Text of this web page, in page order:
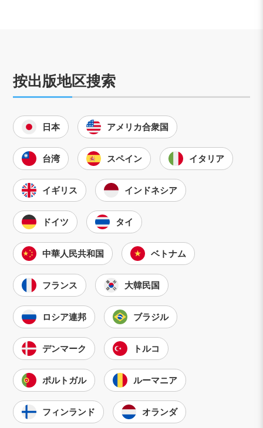
按出版地区搜索
日本 アメリカ合衆国
台湾 スペイン イタリア
イギリス インドネシア
ドイツ タイ
中華人民共和国 ベトナム
フランス 大韓民国
ロシア連邦 ブラジル
デンマーク トルコ
ポルトガル ルーマニア
フィンランド オランダ